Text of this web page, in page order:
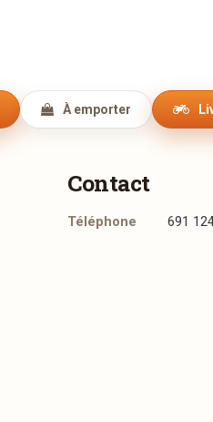
À emporter
Contact
Téléphone 691